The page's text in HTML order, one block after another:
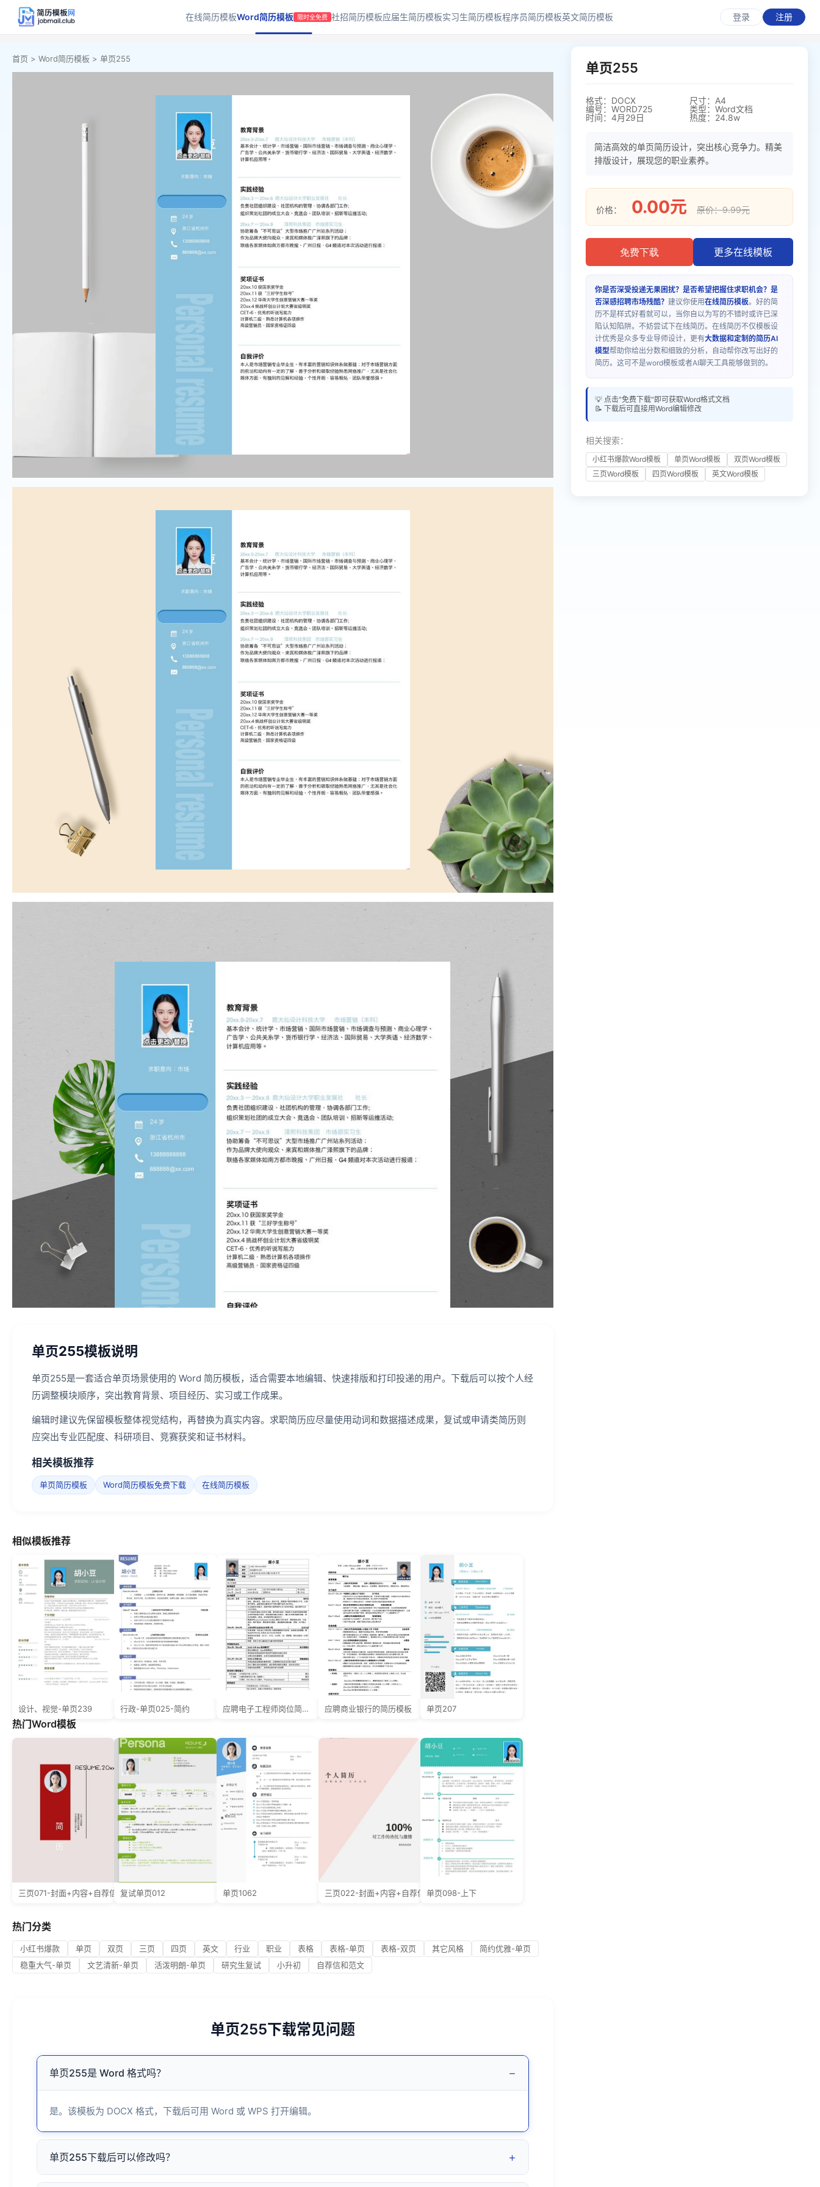
在线简历模板Word简历模板 限时全免费 社招简历模板应届生简历模板实习生简历模板程序员简历模板英文简历模板 登录 注册
首页 > Word简历模板 > 单页255
单页255模板说明
单页255是一套适合单页场景使用的 Word 简历模板，适合需要本地编辑、快速排版和打印投递的用户。下载后可以按个人经
历调整模块顺序，突出教育背景、项目经历、实习或工作成果。
编辑时建议先保留模板整体视觉结构，再替换为真实内容。求职简历应尽量使用动词和数据描述成果，复试或申请类简历则
应突出专业匹配度、科研项目、竞赛获奖和证书材料。
相关模板推荐
单页简历模板 Word简历模板免费下载 在线简历模板
相似模板推荐
设计、视觉-单页239 行政-单页025-简约 应聘电子工程师岗位简历，一页式表格 应聘商业银行的简历模板 单页207
热门Word模板
三页071-封面+内容+自荐信 复试单页012 单页1062 三页022-封面+内容+自荐信 单页098-上下
热门分类
小红书爆款 单页 双页 三页 四页 英文 行业 职业 表格 表格-单页 表格-双页 其它风格
简约优雅-单页
稳重大气-单页
文艺清新-单页 活泼明朗-单页 研究生复试 小升初 自荐信和范文
单页255下载常见问题
单页255是 Word 格式吗？ −
是。该模板为 DOCX 格式，下载后可用 Word 或 WPS 打开编辑。
单页255下载后可以修改吗？ +
单页255
格式：DOCX
尺寸：A4
编号：WORD725
类型：Word文档
时间：4月29日
热度：24.8w
简洁高效的单页简历设计，突出核心竞争力。精美
排版设计，展现您的职业素养。
价格： 0.00元 原价：9.99元
免费下载 更多在线模板
你是否深受投递无果困扰？是否希望把握住求职机会？是
否深感招聘市场残酷？ 建议你使用在线简历模板。好的简
历不是样式好看就可以，当你自以为写的不错时或许已深
陷认知陷阱。不妨尝试下在线简历。在线简历不仅模板设
计优秀是众多专业导师设计，更有大数据和定制的简历AI
模型帮助你给出分数和细致的分析，自动帮你改写出好的
简历。这可不是word模板或者AI聊天工具能够做到的。
💡 点击"免费下载"即可获取Word格式文档
📝 下载后可直接用Word编辑修改
相关搜索：
小红书爆款Word模板 单页Word模板
双页Word模板
三页Word模板
四页Word模板 英文Word模板